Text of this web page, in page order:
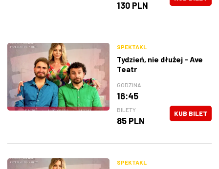
130 PLN
SPEKTAKL
Tydzień, nie dłużej - Ave
Teatr
GODZINA
16:45
BILETY
85 PLN
KUB BILET
SPEKTAKL